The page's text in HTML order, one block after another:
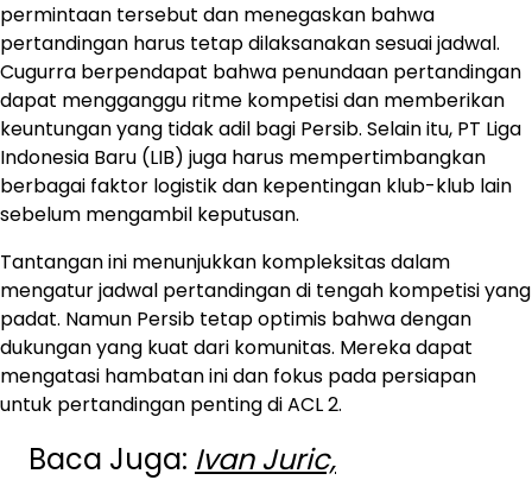
permintaan tersebut dan menegaskan bahwa
pertandingan harus tetap dilaksanakan sesuai jadwal.
Cugurra berpendapat bahwa penundaan pertandingan
dapat mengganggu ritme kompetisi dan memberikan
keuntungan yang tidak adil bagi Persib. Selain itu, PT Liga
Indonesia Baru (LIB) juga harus mempertimbangkan
berbagai faktor logistik dan kepentingan klub-klub lain
sebelum mengambil keputusan.
Tantangan ini menunjukkan kompleksitas dalam
mengatur jadwal pertandingan di tengah kompetisi yang
padat. Namun Persib tetap optimis bahwa dengan
dukungan yang kuat dari komunitas. Mereka dapat
mengatasi hambatan ini dan fokus pada persiapan
untuk pertandingan penting di ACL 2.
Baca Juga: Ivan Juric,